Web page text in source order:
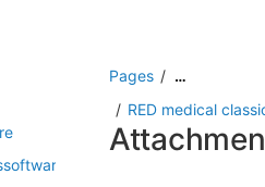
Pages …
RED medical